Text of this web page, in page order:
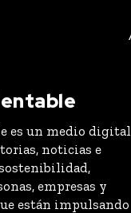
es un medio digital
noticias e
empresas y
están impulsando